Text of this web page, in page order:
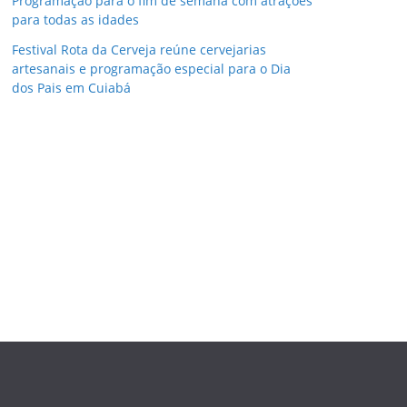
para todas as idades
Festival Rota da Cerveja reúne cervejarias
artesanais e programação especial para o Dia
dos Pais em Cuiabá